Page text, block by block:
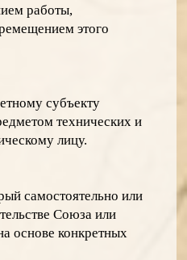
работы,
этого
субъекту
технических и
лицу.
самостоятельно или
Союза или
основе конкретных